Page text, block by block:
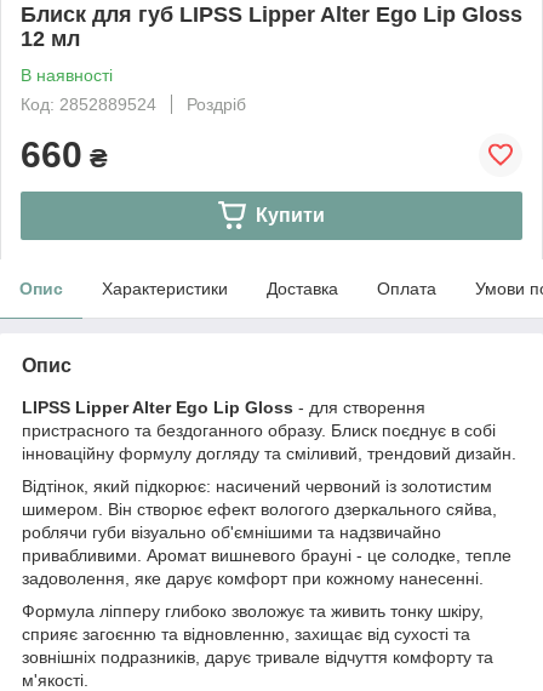
Блиск для губ LIPSS Lipper Alter Ego Lip Gloss
12 мл
В наявності
Код: 2852889524
Роздріб
660 ₴
Купити
Опис Характеристики Доставка Оплата Умови
Опис
LIPSS Lipper Alter Ego Lip Gloss - для створення
пристрасного та бездоганного образу. Блиск поєднує в собі
інноваційну формулу догляду та сміливий, трендовий дизайн.
Відтінок, який підкорює: насичений червоний із золотистим
шимером. Він створює ефект вологого дзеркального сяйва,
роблячи губи візуально об'ємнішими та надзвичайно
привабливими. Аромат вишневого брауні - це солодке, тепле
задоволення, яке дарує комфорт при кожному нанесенні.
Формула ліпперу глибоко зволожує та живить тонку шкіру,
сприяє загоєнню та відновленню, захищає від сухості та
зовнішніх подразників, дарує тривале відчуття комфорту та
м'якості.